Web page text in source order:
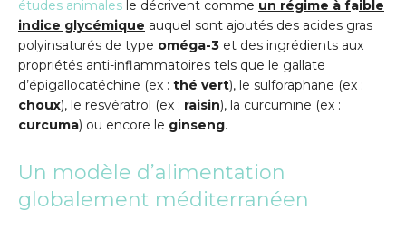
études animales le décrivent comme un régime à faible
indice glycémique auquel sont ajoutés des acides gras
polyinsaturés de type oméga-3 et des ingrédients aux
propriétés anti-inflammatoires tels que le gallate
d’épigallocatéchine (ex : thé vert), le sulforaphane (ex :
choux), le resvératrol (ex : raisin), la curcumine (ex :
curcuma) ou encore le ginseng.
Un modèle d’alimentation
globalement méditerranéen